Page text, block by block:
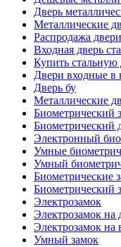
Дверь
Металлические
Распродажа
Входная дверь
Купить стальную
Двери входные в
Дверь бу
Металлические
Биометрический
Биометрический
Электронный
Умные
Умный
Биометрические
Биометрический
Электрозамок
Электрозамок на
Электрозамок на
Умный замок